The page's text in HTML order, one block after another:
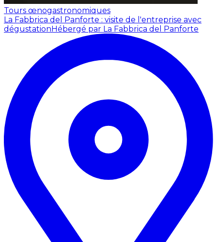
Tours œnogastronomiques
La Fabbrica del Panforte : visite de l'entreprise avec
dégustationHébergé par La Fabbrica del Panforte